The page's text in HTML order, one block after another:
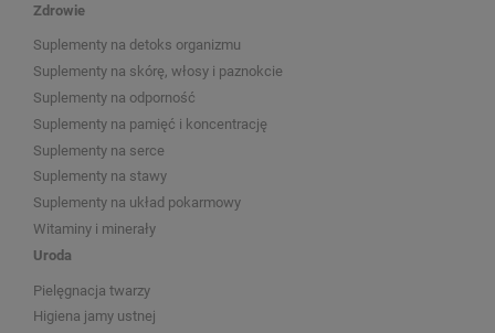
Zdrowie
Suplementy na detoks organizmu
Suplementy na skórę, włosy i paznokcie
Suplementy na odporność
Suplementy na pamięć i koncentrację
Suplementy na serce
Suplementy na stawy
Suplementy na układ pokarmowy
Witaminy i minerały
Uroda
Pielęgnacja twarzy
Higiena jamy ustnej